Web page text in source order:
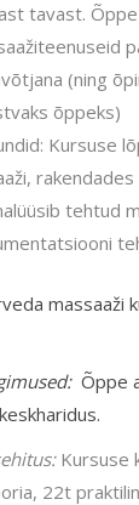
tavast. Õppe
(ning
õppeks)
Kursuse
tehtud
massaaži
Õppe
Kursuse
22t